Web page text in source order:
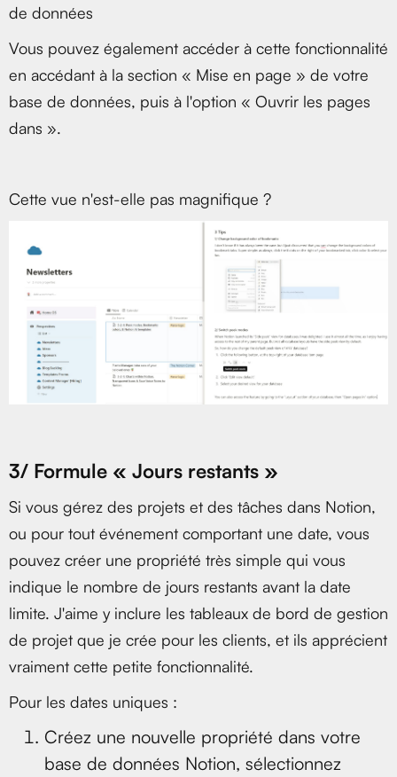
de données
Vous pouvez également accéder à cette fonctionnalité
en accédant à la section « Mise en page » de votre
base de données, puis à l'option « Ouvrir les pages
dans ».
Cette vue n'est-elle pas magnifique ?
3/ Formule « Jours restants »
Si vous gérez des projets et des tâches dans Notion,
ou pour tout événement comportant une date, vous
pouvez créer une propriété très simple qui vous
indique le nombre de jours restants avant la date
limite. J'aime y inclure les tableaux de bord de gestion
de projet que je crée pour les clients, et ils apprécient
vraiment cette petite fonctionnalité.
Pour les dates uniques :
Créez une nouvelle propriété dans votre
base de données Notion, sélectionnez